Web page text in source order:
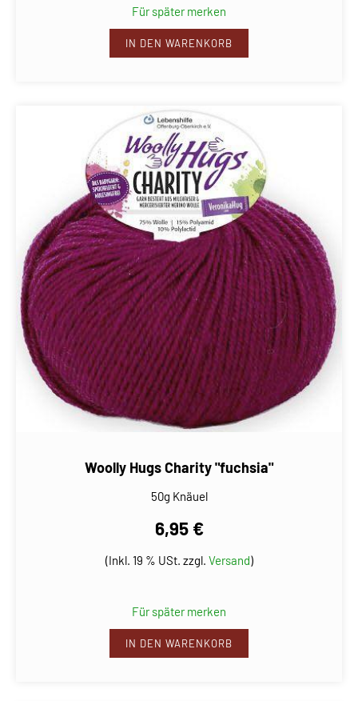
Für später merken
IN DEN WARENKORB
Woolly Hugs Charity "fuchsia"
50g Knäuel
6,95 €
(Inkl. 19 % USt. zzgl. Versand)
Für später merken
IN DEN WARENKORB